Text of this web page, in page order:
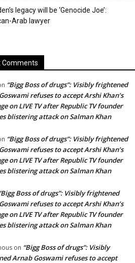
legacy will be ‘Genocide Joe’:
Arab lawyer
Comments
“Bigg Boss of drugs”: Visibly frightened
refuses to accept Arshi Khan’s
on LIVE TV after Republic TV founder
blistering attack on Salman Khan
“Bigg Boss of drugs”: Visibly frightened
refuses to accept Arshi Khan’s
on LIVE TV after Republic TV founder
blistering attack on Salman Khan
Boss of drugs”: Visibly frightened
refuses to accept Arshi Khan’s
on LIVE TV after Republic TV founder
blistering attack on Salman Khan
on “Bigg Boss of drugs”: Visibly
Arnab Goswami refuses to accept